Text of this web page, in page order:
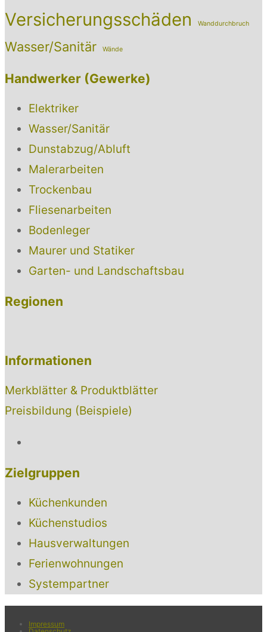
Versicherungsschäden Wanddurchbruch
Wasser/Sanitär Wände
Handwerker (Gewerke)
Elektriker
Wasser/Sanitär
Dunstabzug/Abluft
Malerarbeiten
Trockenbau
Fliesenarbeiten
Bodenleger
Maurer und Statiker
Garten- und Landschaftsbau
Regionen
Informationen
Merkblätter & Produktblätter
Preisbildung (Beispiele)
Zielgruppen
Küchenkunden
Küchenstudios
Hausverwaltungen
Ferienwohnungen
Systempartner
Impressum